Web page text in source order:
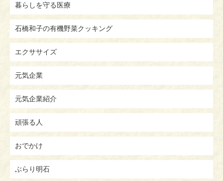
暮らしを守る医療
石橋和子の有機野菜クッキング
エクササイズ
元気企業
元気企業紹介
頑張る人
おでかけ
ぶらり明石